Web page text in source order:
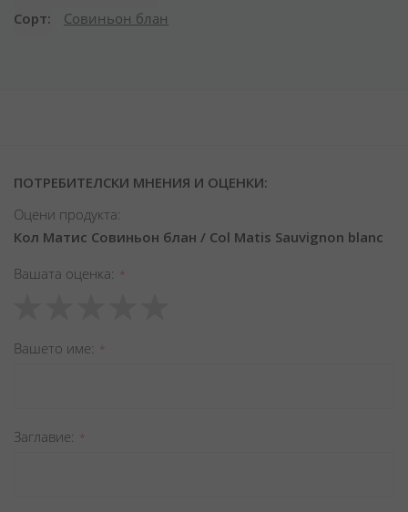
Сорт Совиньон блан
ПОТРЕБИТЕЛСКИ МНЕНИЯ И ОЦЕНКИ:
Оцени продукта:
Кол Матис Совиньон блан / Col Matis Sauvignon blanc
Вашата оценка
star
stars
stars
stars
stars
Вашето име
Заглавиe